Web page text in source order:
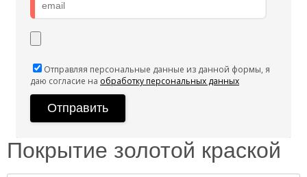
Отправляя персональные данные из данной формы, я
даю согласие на обработку персональных данных
Покрытие золотой краской